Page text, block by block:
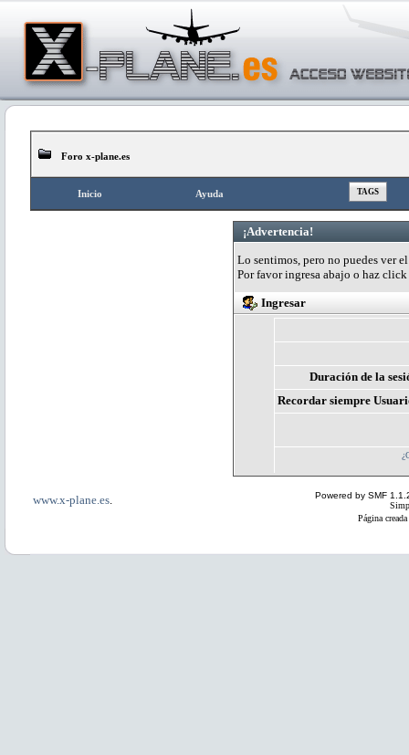
Foro x-plane.es
Inicio Ayuda TAGS
¡Advertencia!
Lo sentimos, pero no puedes ver
Por favor ingresa abajo o haz click
Ingresar
Duración de la
Recordar siempre
www.x-plane.es
Powered by SMF
Página